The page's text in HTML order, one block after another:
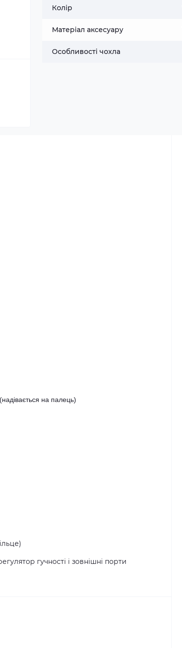
Колір
Матеріал аксесуару
Особливості чохла
на палець)
гучності і зовнішні порти